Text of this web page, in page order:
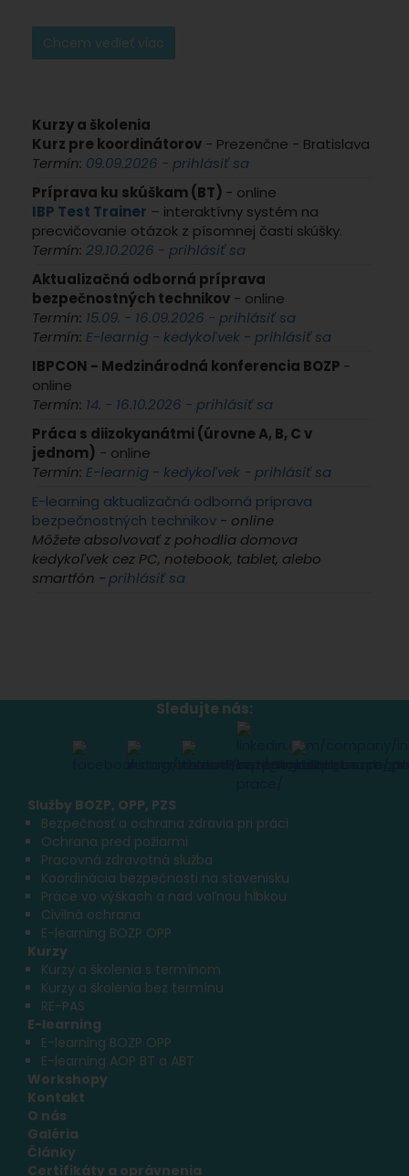
Chcem vedieť viac
Kurzy a školenia
Kurz pre koordinátorov - Prezenčne - Bratislava
Termín: 09.09.2026 - prihlásiť sa
Príprava ku skúškam (BT) - online
IBP Test Trainer – interaktívny systém na
precvičovanie otázok z písomnej časti skúšky.
Termín: 29.10.2026 - prihlásiť sa
Aktualizačná odborná príprava
bezpečnostných technikov - online
Termín: 15.09. - 16.09.2026 - prihlásiť sa
Termín: E-learnig - kedykoľvek - prihlásiť sa
IBPCON - Medzinárodná konferencia BOZP -
online
Termín: 14. - 16.10.2026 - prihlásiť sa
Práca s diizokyanátmi (úrovne A, B, C v
jednom) - online
Termín: E-learnig - kedykoľvek - prihlásiť sa
E-learning aktualizačná odborná príprava
bezpečnostných technikov - online
Môžete absolvovať z pohodlia domova
kedykoľvek cez PC, notebook, tablet, alebo
smartfón - prihlásiť sa
Sledujte nás:
Služby BOZP, OPP, PZS
Bezpečnosť a ochrana zdravia pri práci
Ochrana pred požiarmi
Pracovná zdravotná služba
Koordinácia bezpečnosti na stavenisku
Práce vo výškach a nad voľnou hĺbkou
Civilná ochrana
E-learning BOZP OPP
Kurzy
Kurzy a školenia s termínom
Kurzy a školenia bez termínu
RE-PAS
E-learning
E-learning BOZP OPP
E-learning AOP BT a ABT
Workshopy
Kontakt
O nás
Galéria
Články
Certifikáty a oprávnenia